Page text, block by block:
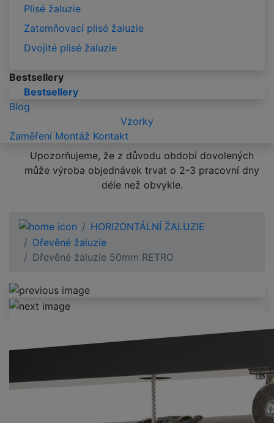
Plisé žaluzie
Zatemňovací plisé žaluzie
Dvojité plisé žaluzie
Bestsellery
Bestsellery
Blog
Vzorky
Zaměření Montáž Kontakt
Upozorňujeme, že z důvodu období dovolených
může výroba objednávek trvat o 2-3 pracovní dny
déle než obvykle.
HORIZONTÁLNÍ ŽALUZIE
Dřevěné žaluzie
Dřevěné žaluzie 50mm RETRO